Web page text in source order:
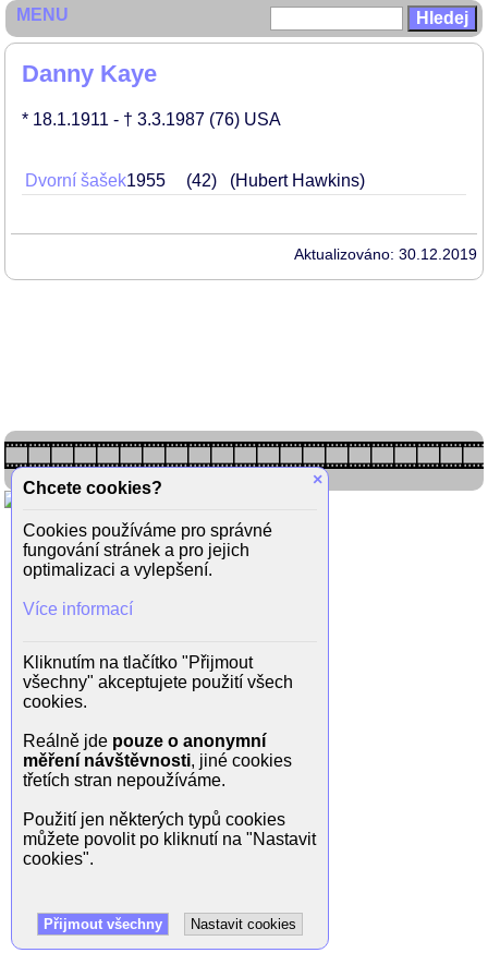
Danny Kaye
* 18.1.1911 - † 3.3.1987 (76) USA
Dvorní šašek1955 42 (Hubert Hawkins)
Aktualizováno: 30.12.2019
MENU
×
Chcete cookies?
Cookies používáme pro správné
fungování stránek a pro jejich
optimalizaci a vylepšení.
Více informací
Kliknutím na tlačítko "Přijmout
všechny" akceptujete použití všech
cookies.
Reálně jde pouze o anonymní
měření návštěvnosti, jiné cookies
třetích stran nepoužíváme.
Použití jen některých typů cookies
můžete povolit po kliknutí na "Nastavit
cookies".
Přijmout všechny Nastavit cookies